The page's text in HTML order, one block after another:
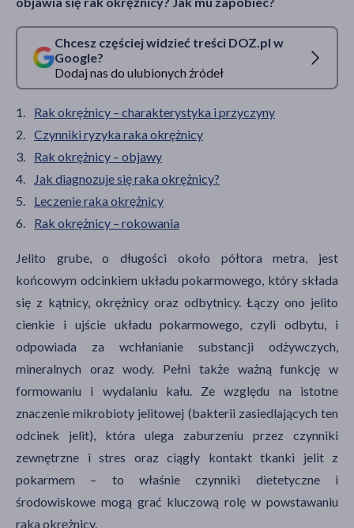
Chcesz częściej widzieć treści DOZ.pl w
Google?
Dodaj nas do ulubionych źródeł
Rak okrężnicy – charakterystyka i przyczyny
Czynniki ryzyka raka okrężnicy
Rak okrężnicy – objawy
Jak diagnozuje się raka okrężnicy?
Leczenie raka okrężnicy
Rak okrężnicy – rokowania
Jelito grube, o długości około półtora metra, jest
końcowym odcinkiem układu pokarmowego, który składa
się z kątnicy, okrężnicy oraz odbytnicy. Łączy ono jelito
cienkie i ujście układu pokarmowego, czyli odbytu, i
odpowiada za wchłanianie substancji odżywczych,
mineralnych oraz wody. Pełni także ważną funkcję w
formowaniu i wydalaniu kału. Ze względu na istotne
znaczenie mikrobioty jelitowej (bakterii zasiedlających ten
odcinek jelit), która ulega zaburzeniu przez czynniki
zewnętrzne i stres oraz ciągły kontakt tkanki jelit z
pokarmem – to właśnie czynniki dietetyczne i
środowiskowe mogą grać kluczową rolę w powstawaniu
raka okrężnicy.